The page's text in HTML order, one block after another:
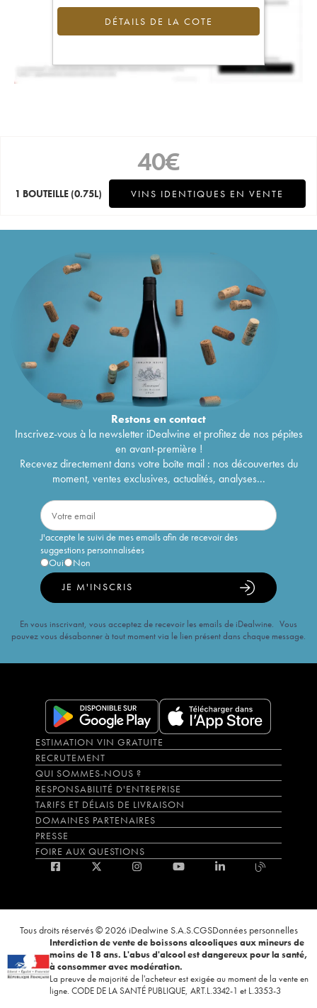
DÉTAILS DE LA COTE
40€
1 BOUTEILLE (0.75L) VINS IDENTIQUES EN VENTE
Restons encontact
Inscrivez-vous à la newsletter iDealwine et profitez de nos pépites
en avant-première !
Recevez directement dans votre boîte mail : nos découvertes du
moment, ventes exclusives, actualités, analyses...
J'accepte le suivi de mes emails afin de recevoir des
suggestions personnalisées
Oui
Non
JE M'INSCRIS
En vous inscrivant, vous acceptez de recevoir les emails de iDealwine. Vous
pouvez vous désabonner à tout moment via le lien présent dans chaque message.
ESTIMATION VIN GRATUITE
RECRUTEMENT
QUI SOMMES-NOUS ?
RESPONSABILITÉ D'ENTREPRISE
TARIFS ET DÉLAIS DE LIVRAISON
DOMAINES PARTENAIRES
PRESSE
FOIRE AUX QUESTIONS
Tous droits réservés © 2026 iDealwine S.A.S.CGSDonnées personnelles
Interdiction de vente de boissons alcooliques aux mineurs de
moins de 18 ans. L'abus d'alcool est dangereux pour la santé,
à consommer avec modération.
La preuve de majorité de l'acheteur est exigée au moment de la vente en
ligne. CODE DE LA SANTÉ PUBLIQUE, ART.L.3342-1 et L.3353-3